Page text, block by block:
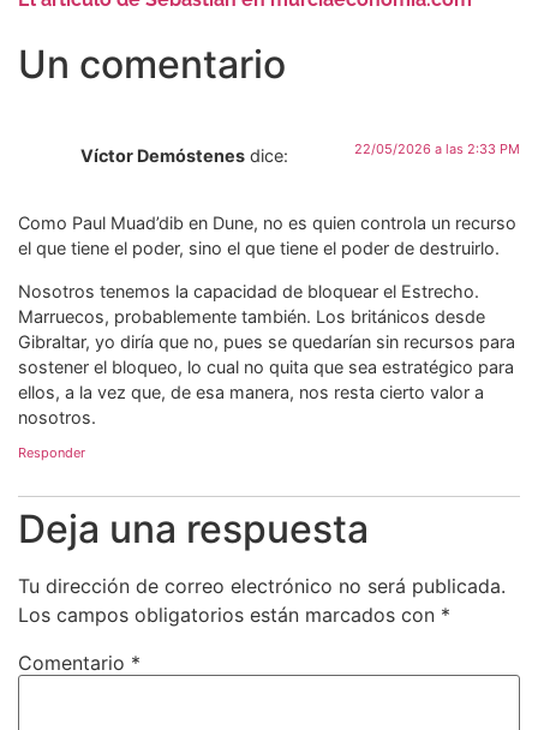
Un comentario
Víctor Demóstenes dice: 22/05/2026 a las 2:33 PM
Como Paul Muad’dib en Dune, no es quien controla un recurso
el que tiene el poder, sino el que tiene el poder de destruirlo.
Nosotros tenemos la capacidad de bloquear el Estrecho.
Marruecos, probablemente también. Los británicos desde
Gibraltar, yo diría que no, pues se quedarían sin recursos para
sostener el bloqueo, lo cual no quita que sea estratégico para
ellos, a la vez que, de esa manera, nos resta cierto valor a
nosotros.
Responder
Deja una respuesta
Tu dirección de correo electrónico no será publicada.
Los campos obligatorios están marcados con *
Comentario *